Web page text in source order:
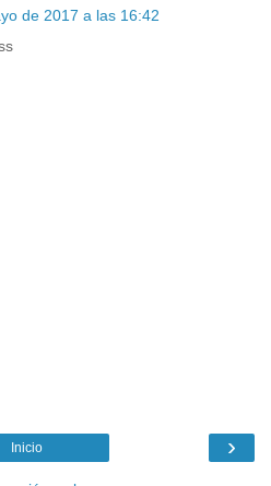
de 2017 a las 16:42
›
Inicio